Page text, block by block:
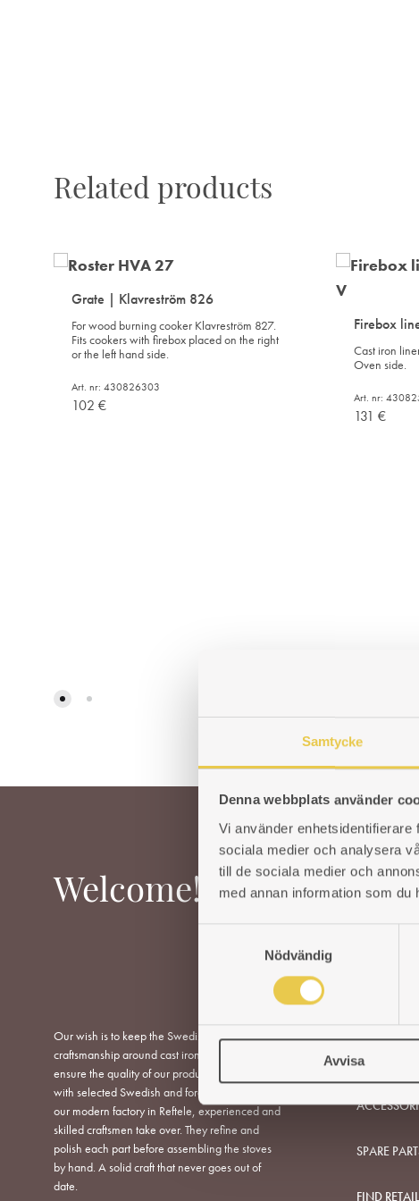
Samtycke
Denna webbplats använder
Vi använder
sociala medier och analysera
till de sociala medier och
med annan information som
k
s
v
a
l
Nödvändig
Avvisa
Related products
Grate | Klavreström 826
For wood burning cooker Klavreström 827.
Fits cookers with firebox placed on the right
or the left hand side.
Art. nr: 430826303
102 €
Firebox
Cast iron
Oven side.
Art. nr:
131 €
Welcome!
Our wish is to keep the Swedish tradition and
craftsmanship around cast iron stoves alive. To
ensure the quality of our products, we work
with selected Swedish and foreign foundries. In
our modern factory in Reftele, experienced and
skilled craftsmen take over. They refine and
polish each part before assembling the stoves
by hand. A solid craft that never goes out of
date.
WOOD-
COOKERS
SPARE
FIND